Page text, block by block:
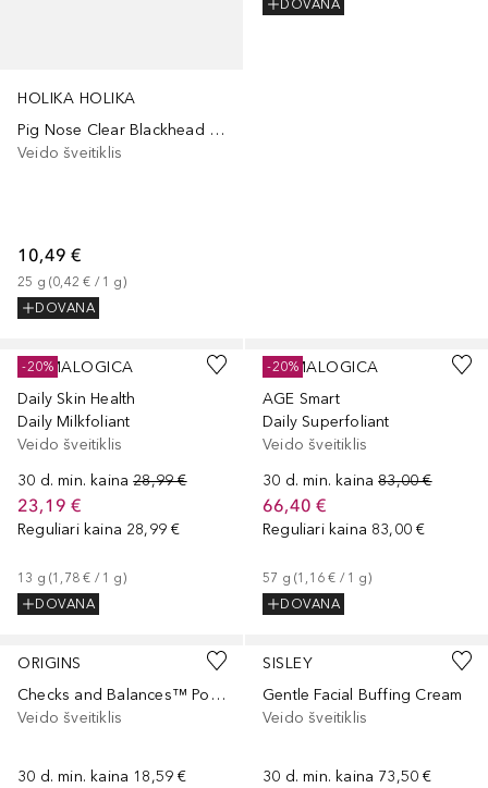
HOLIKA HOLIKA
Pig Nose Clear Blackhead Deep Cleansing Oil Balm
Veido šveitiklis
10,49 €
25 g (0,42 € / 1 g)
DOVANA
DOVANA
DERMALOGICA
Daily Skin Health
Daily Milkfoliant
Veido šveitiklis
30 d. min. kaina 28,99 €
23,19 €
Reguliari kaina 28,99 €
13 g (1,78 € / 1 g)
DOVANA
-20%
DERMALOGICA
AGE Smart
Daily Superfoliant
Veido šveitiklis
30 d. min. kaina 83,00 €
66,40 €
Reguliari kaina 83,00 €
57 g (1,16 € / 1 g)
DOVANA
-20%
ORIGINS
Checks and Balances™ Polishing Face Scrub with Tourmaline
Veido šveitiklis
30 d. min. kaina 18,59 €
SISLEY
Gentle Facial Buffing Cream
Veido šveitiklis
30 d. min. kaina 73,50 €